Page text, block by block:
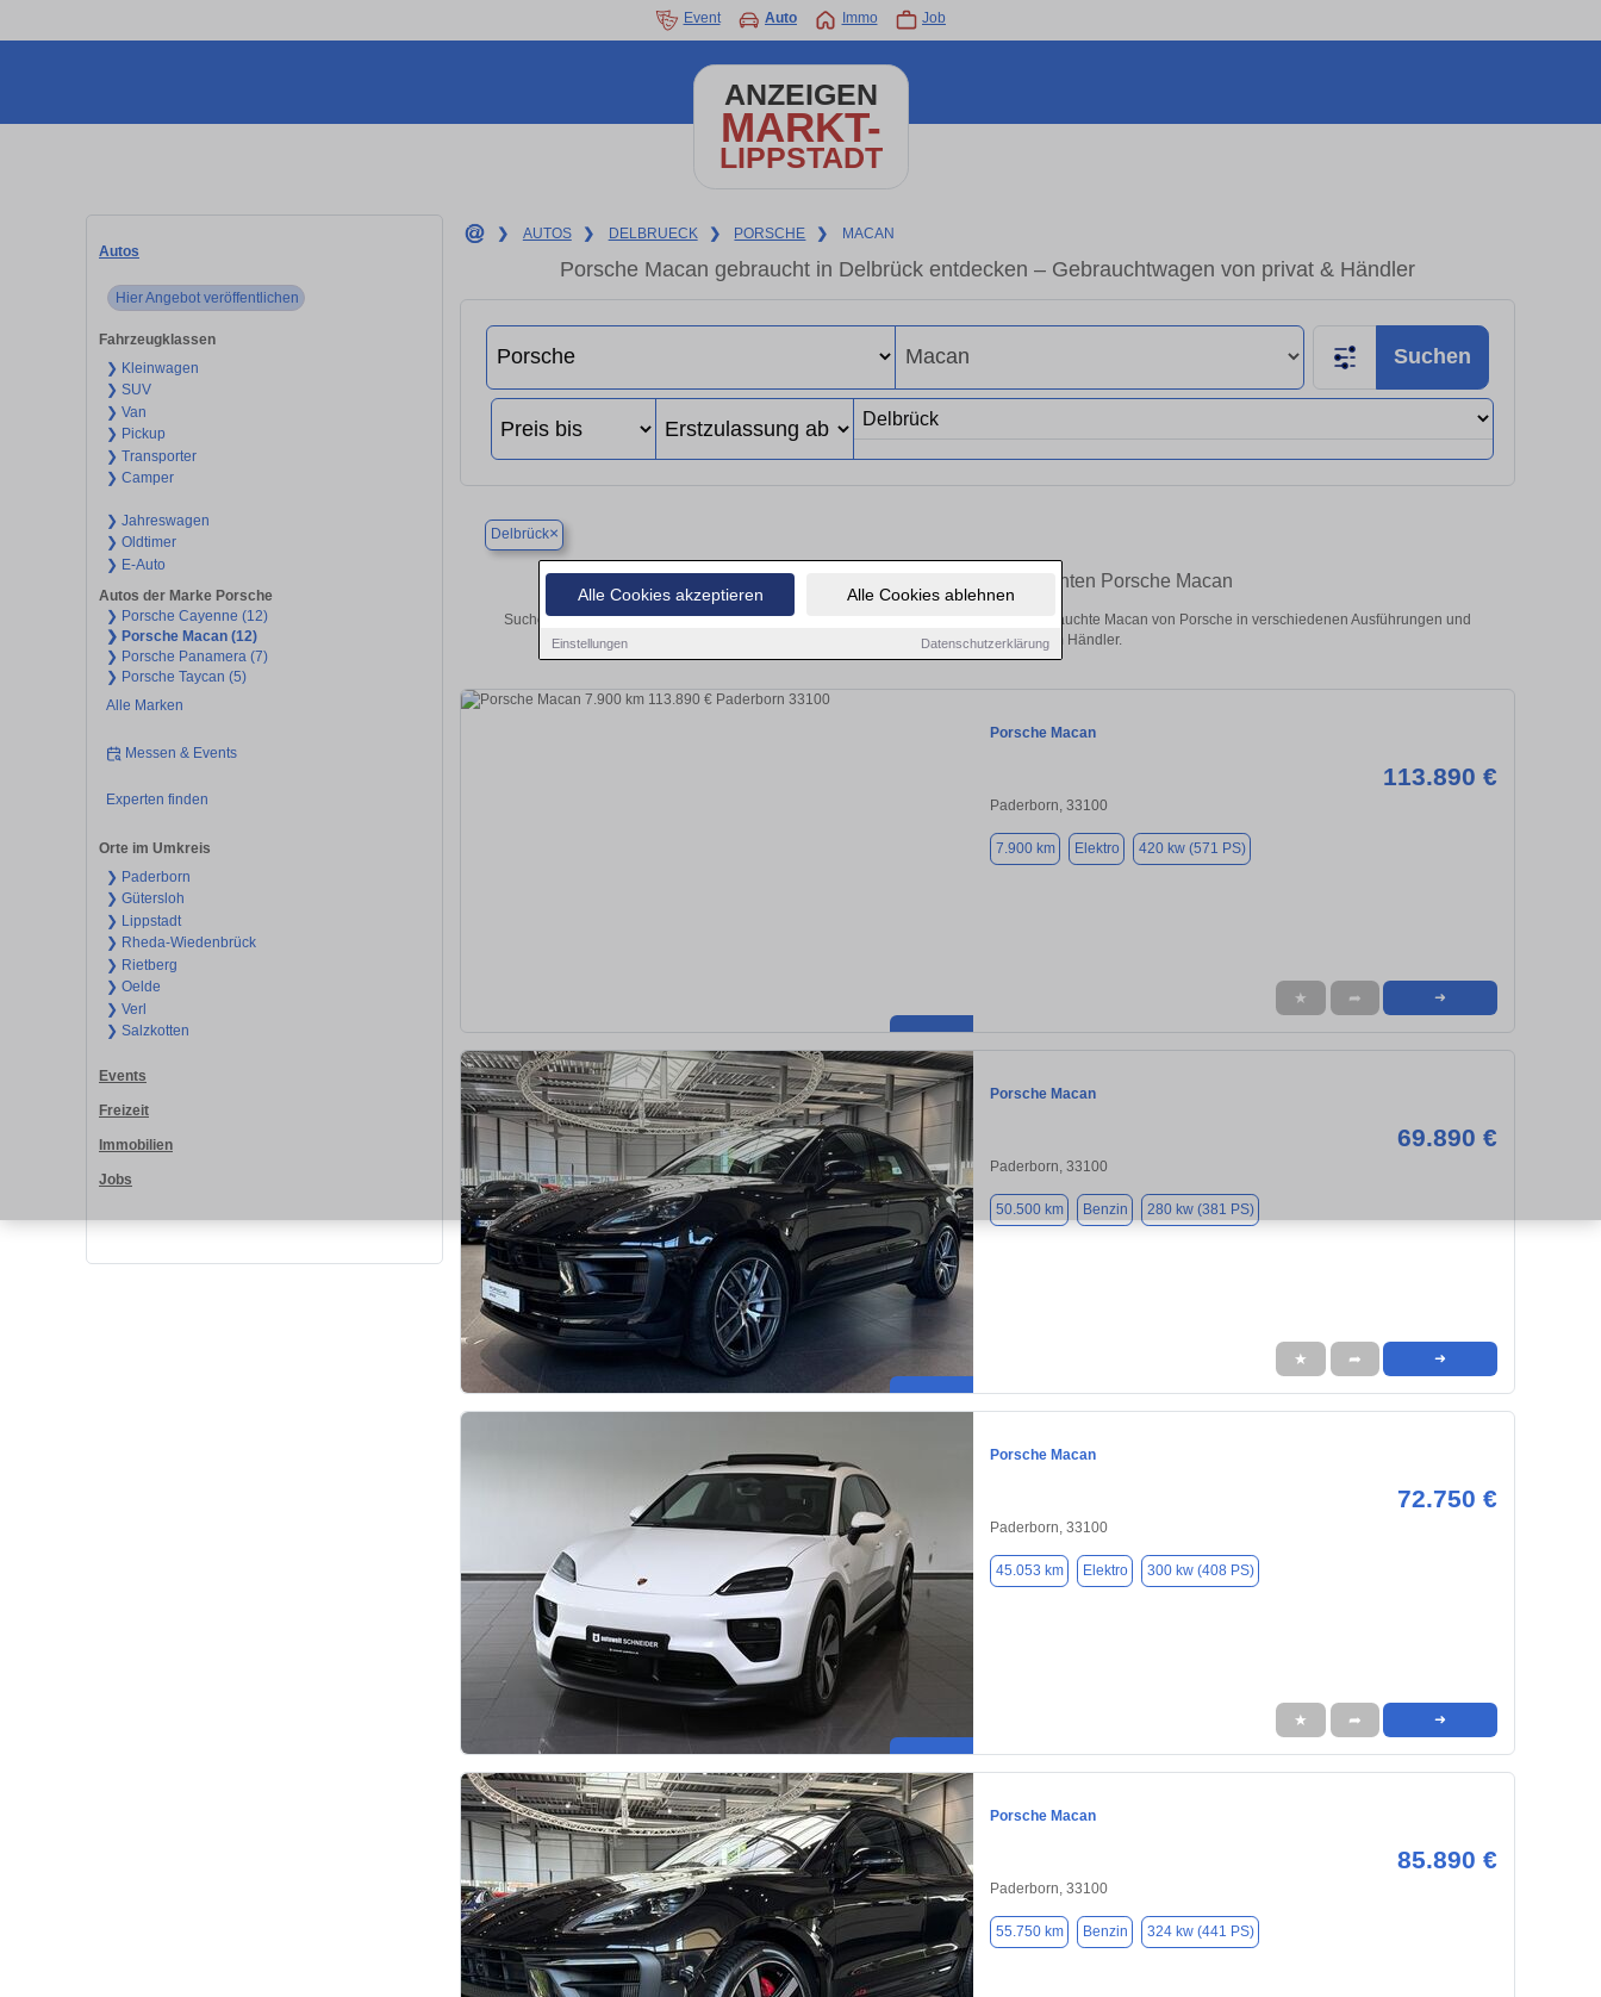
Alle Cookies akzeptieren Alle Cookies ablehnen
Einstellungen Datenschutzerklärung
Event Auto Immo Job
ANZEIGEN
MARKT-
LIPPSTADT
Autos
Hier Angebot veröffentlichen
Fahrzeugklassen
❯ Kleinwagen
❯ SUV
❯ Van
❯ Pickup
❯ Transporter
❯ Camper
❯ Jahreswagen
❯ Oldtimer
❯ E-Auto
Autos der Marke Porsche
❯ Porsche Cayenne (12)
❯ Porsche Macan (12)
❯ Porsche Panamera (7)
❯ Porsche Taycan (5)
Alle Marken
Messen & Events
Experten finden
Orte im Umkreis
❯ Paderborn
❯ Gütersloh
❯ Lippstadt
❯ Rheda-Wiedenbrück
❯ Rietberg
❯ Oelde
❯ Verl
❯ Salzkotten
Events
Freizeit
Immobilien
Jobs
❯ AUTOS ❯ DELBRUECK ❯ PORSCHE ❯ MACAN
Porsche Macan gebraucht in Delbrück entdecken – Gebrauchtwagen von privat & Händler
Suchen
Delbrück×
Finden Sie in Delbrück Ihren gebrauchten Porsche Macan
Suchen Sie in Delbrück einen Porsche Macan Gebrauchtwagen? Entdecken Sie gebrauchte Macan von Porsche in verschiedenen Ausführungen und
Preisklassen von privat und vom Händler.
Porsche Macan
113.890 €
Paderborn, 33100
7.900 km Elektro 420 kw (571 PS)
★ ➦ ➜
Porsche Macan
69.890 €
Paderborn, 33100
50.500 km Benzin 280 kw (381 PS)
★ ➦ ➜
Porsche Macan
72.750 €
Paderborn, 33100
45.053 km Elektro 300 kw (408 PS)
★ ➦ ➜
Porsche Macan
85.890 €
Paderborn, 33100
55.750 km Benzin 324 kw (441 PS)